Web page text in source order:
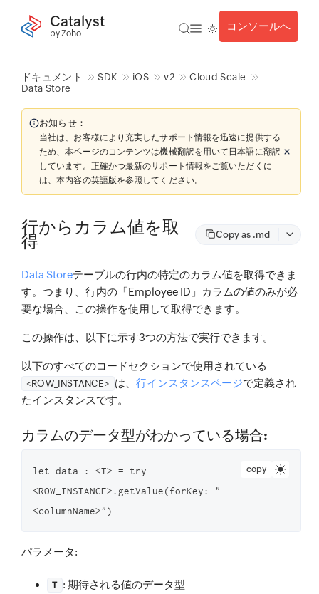
Catalyst
by Zoho
コンソールへ
ドキュメント SDK iOS v2
Cloud Scale
Data Store
お知らせ：
当社は、お客様により充実したサポート情報を迅速に提供する
ため、本ページのコンテンツは機械翻訳を用いて日本語に翻訳
しています。正確かつ最新のサポート情報をご覧いただくに
は、本内容の英語版を参照してください。
行からカラム値を取
得 Copy as .md
Data Storeテーブルの行内の特定のカラム値を取得できま
す。つまり、行内の「Employee ID」カラムの値のみが必
要な場合、この操作を使用して取得できます。
この操作は、以下に示す3つの方法で実行できます。
以下のすべてのコードセクションで使用されている
<ROW_INSTANCE> は、 行インスタンスページで定義され
たインスタンスです。
カラムのデータ型がわかっている場合:
copy
let data : <T> = try
<ROW_INSTANCE>.getValue(forKey: "
<columnName>")
パラメータ:
T : 期待される値のデータ型